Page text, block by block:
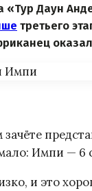
«Тур Даун
третьего
Импи — 6
и это